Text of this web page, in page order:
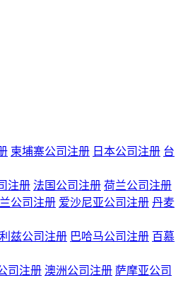
柬埔寨公司注册 日本公司注册 台
注册 法国公司注册 荷兰公司注册
公司注册 爱沙尼亚公司注册 丹麦
兹公司注册 巴哈马公司注册 百慕
司注册 澳洲公司注册 萨摩亚公司